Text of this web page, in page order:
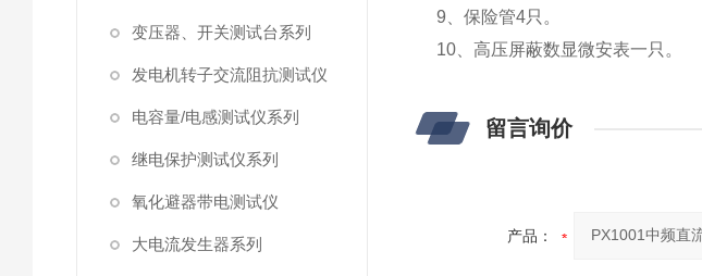
变压器、开关测试台系列
发电机转子交流阻抗测试仪
电容量/电感测试仪系列
继电保护测试仪系列
氧化避器带电测试仪
大电流发生器系列
9、保险管4只。
10、高压屏蔽数显微安表一只。
留言询价
产品：